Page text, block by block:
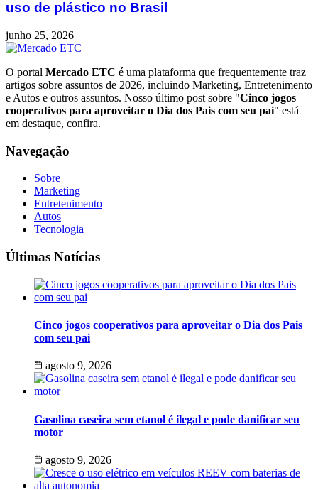
uso de plástico no Brasil
junho 25, 2026
O portal Mercado ETC é uma plataforma que frequentemente traz
artigos sobre assuntos de 2026, incluindo Marketing, Entretenimento
e Autos e outros assuntos. Nosso último post sobre "Cinco jogos
cooperativos para aproveitar o Dia dos Pais com seu pai" está
em destaque, confira.
Navegação
Sobre
Marketing
Entretenimento
Autos
Tecnologia
Últimas Notícias
Cinco jogos cooperativos para aproveitar o Dia dos Pais
com seu pai
agosto 9, 2026
Gasolina caseira sem etanol é ilegal e pode danificar seu
motor
agosto 9, 2026